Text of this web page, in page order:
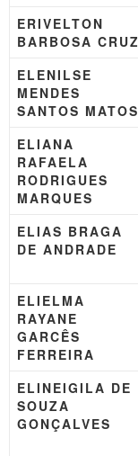
ERIVELTON
BARBOSA CRUZ
ELENILSE
MENDES
SANTOS MATOS
ELIANA
RAFAELA
RODRIGUES
MARQUES
ELIAS BRAGA
DE ANDRADE
ELIELMA
RAYANE
GARCÊS
FERREIRA
ELINEIGILA DE
SOUZA
GONÇALVES